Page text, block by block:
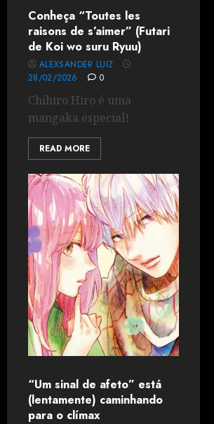
Conheça “Toutes les
raisons de s’aimer” (Futari
de Koi wo suru Ryuu)
ALEXSANDER LUIZ
28/02/2026
0
Chihiro Hiro é uma
mangaka especial!
READ MORE
“Um sinal de afeto” está
(lentamente) caminhando
para o clímax